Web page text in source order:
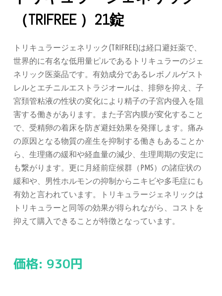
（TRIFREE ）21錠
トリキュラージェネリック(TRIFREE)は経口避妊薬で、
世界的に有名な低用量ピルであるトリキュラーのジェ
ネリック医薬品です。有効成分であるレボノルゲスト
レルとエチニルエストラジオールは、排卵を抑え、子
宮頚管粘液の性状の変化により精子の子宮内侵入を阻
害する働きがあります。また子宮内膜が変化すること
で、受精卵の着床を防ぎ避妊効果を発揮します。痛み
の原因となる物質の産生を抑制する働きもあることか
ら、生理痛の緩和や経血量の減少、生理周期の安定に
も繋がります。更に月経前症候群（PMS）の諸症状の
緩和や、男性ホルモンの抑制からニキビや多毛症にも
有効と言われています。トリキュラージェネリックは
トリキュラーと同等の効果が得られながら、コストを
抑えて購入できることが特徴となっています。
価格: 930円